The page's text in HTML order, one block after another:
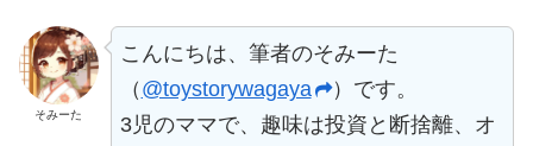
そみーた
こんにちは、筆者のそみーた
（ @toystorywagaya
）です。
3児のママで、趣味は投資と断捨離、オ